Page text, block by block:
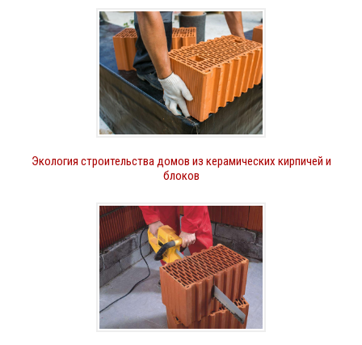
Экология строительства домов из керамических кирпичей и
блоков